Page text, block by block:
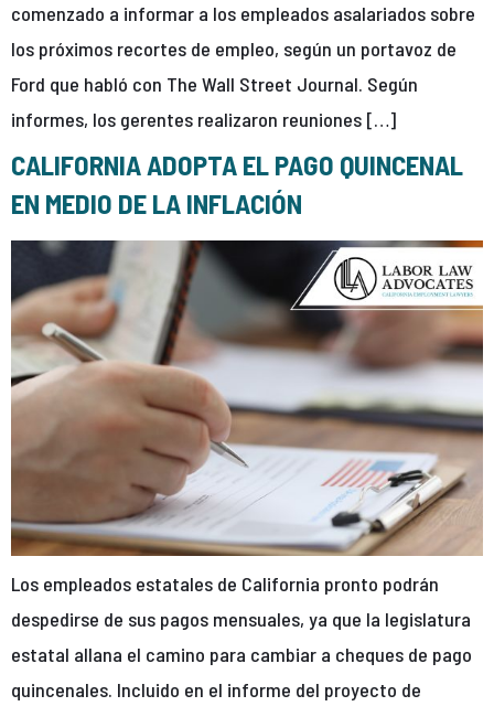
comenzado a informar a los empleados asalariados sobre
los próximos recortes de empleo, según un portavoz de
Ford que habló con The Wall Street Journal. Según
informes, los gerentes realizaron reuniones […]
CALIFORNIA ADOPTA EL PAGO QUINCENAL
EN MEDIO DE LA INFLACIÓN
Los empleados estatales de California pronto podrán
despedirse de sus pagos mensuales, ya que la legislatura
estatal allana el camino para cambiar a cheques de pago
quincenales. Incluido en el informe del proyecto de